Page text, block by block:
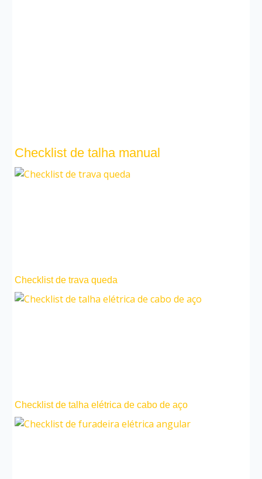
Checklist de talha manual
Checklist de trava queda
Checklist de talha elétrica de cabo de aço